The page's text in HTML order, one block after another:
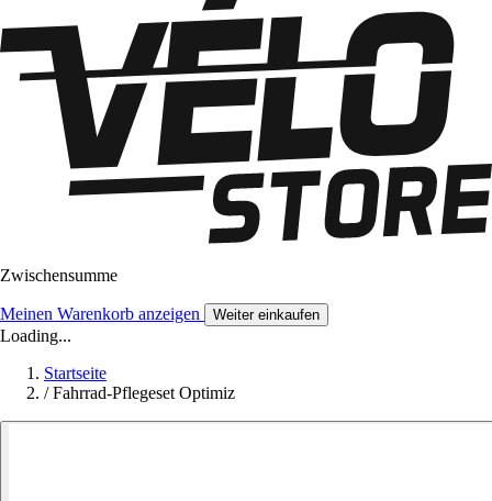
Zwischensumme
Meinen Warenkorb anzeigen Weiter einkaufen
Loading...
Startseite
/ Fahrrad-Pflegeset Optimiz